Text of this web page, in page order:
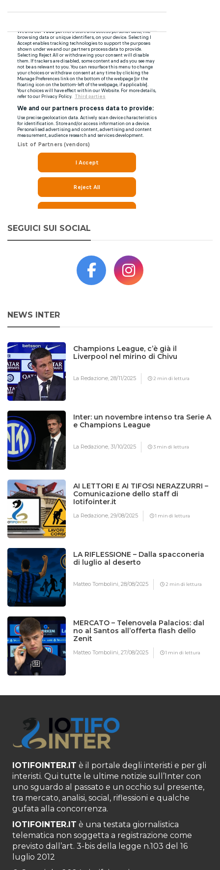
SEGUICI SUI SOCIAL
NEWS INTER
Champions League, c’è già il
Liverpool nel mirino di Chivu
La Redazione,28/11/2025 2 min di lettura
Inter: un novembre intenso tra Serie A
e Champions League
La Redazione,31/10/2025 3 min di lettura
AI LETTORI E AI TIFOSI NERAZZURRI –
Comunicazione dello staff di
Iotifointer.it
La Redazione,29/08/2025 1 min di lettura
LA RIFLESSIONE – Dalla spacconeria
di luglio al deserto
Matteo Tombolini,28/08/2025 2 min di lettura
MERCATO – Telenovela Palacios: dal
no al Santos all’offerta flash dello
Zenit
Matteo Tombolini,27/08/2025 1 min di lettura
IOTIFOINTER.IT è il portale degli interisti e per gli
interisti. Qui tutte le ultime notizie sull’Inter con
uno sguardo al passato e un occhio sul presente,
tra mercato, analisi, social, riflessioni e qualche
gufata alla concorrenza.
IOTIFOINTER.IT è una testata giornalistica
telematica non soggetta a registrazione come
previsto dall’art. 3-bis della legge n.103 del 16
luglio 2012